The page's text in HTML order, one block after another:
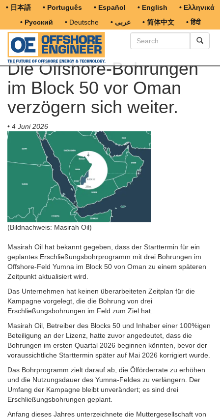
• 日本語 • Português • Español • English
• Ελληνικά
• Русский
• Deutsche • عربى • 简体中文 • हिंदी
Die Offshore-Bohrungen
im Block 50 vor Oman
verzögern sich weiter.
• 4 Juni 2026
(Bildnachweis: Masirah Oil)
Masirah Oil hat bekannt gegeben, dass der Starttermin für ein
geplantes Erschließungsbohrprogramm mit drei Bohrungen im
Offshore-Feld Yumna im Block 50 von Oman zu einem späteren
Zeitpunkt aktualisiert wird.
Das Unternehmen hat keinen überarbeiteten Zeitplan für die
Kampagne vorgelegt, die die Bohrung von drei
Erschließungsbohrungen im Feld zum Ziel hat.
Masirah Oil, Betreiber des Blocks 50 und Inhaber einer 100%igen
Beteiligung an der Lizenz, hatte zuvor angedeutet, dass die
Bohrungen im ersten Quartal 2026 beginnen könnten, bevor der
voraussichtliche Starttermin später auf Mai 2026 korrigiert wurde.
Das Bohrprogramm zielt darauf ab, die Ölförderrate zu erhöhen
und die Nutzungsdauer des Yumna-Feldes zu verlängern. Der
Umfang der Kampagne bleibt unverändert; es sind drei
Erschließungsbohrungen geplant.
Anfang dieses Jahres unterzeichnete die Muttergesellschaft von